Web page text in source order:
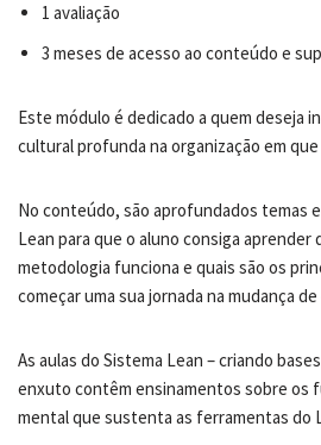
1 avaliação
3 meses de acesso ao conteúdo e
Este módulo é dedicado a quem deseja
cultural profunda na organização em
No conteúdo, são aprofundados temas
Lean para que o aluno consiga aprender
metodologia funciona e quais são os
começar uma sua jornada na mudança
As aulas do Sistema Lean – criando
enxuto contêm ensinamentos sobre os
mental que sustenta as ferramentas do